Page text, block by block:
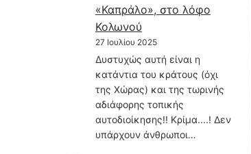
«Καπράλο», στο λόφο
Κολωνού
27 Ιουλίου 2025
Δυστυχώς αυτή είναι η
κατάντια του κράτους (όχι
της Χώρας) και της τωρινής
αδιάφορης τοπικής
αυτοδιοίκησης!! Κρίμα....! Δεν
υπάρχουν άνθρωποι…